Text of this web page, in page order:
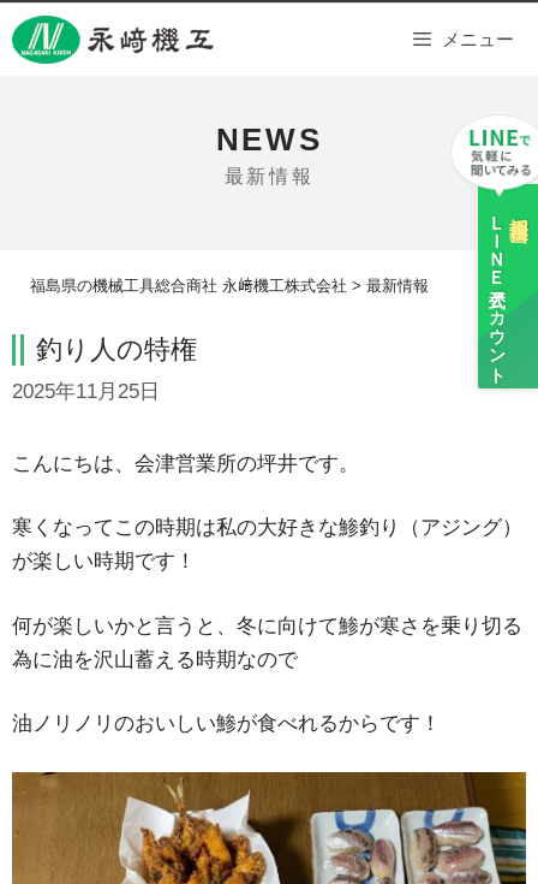
Skip
to
ＬＩＮＥ
公式アカウント
メニュー
NEWS
最新情報
福島県の機械工具総合商社 永﨑機工株式会社 > 最新情報
釣り人の特権
2025年11月25日
こんにちは、会津営業所の坪井です。
寒くなってこの時期は私の大好きな鯵釣り（アジング）
が楽しい時期です！
何が楽しいかと言うと、冬に向けて鯵が寒さを乗り切る
為に油を沢山蓄える時期なので
油ノリノリのおいしい鯵が食べれるからです！